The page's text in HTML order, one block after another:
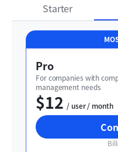
Starter
Pro
For companies with
management needs
$12
  / user / month